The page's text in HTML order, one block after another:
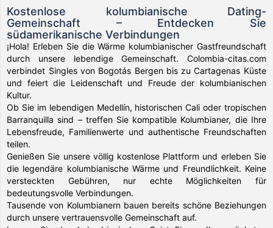
Kostenlose kolumbianische Dating-
Gemeinschaft – Entdecken Sie
südamerikanische Verbindungen
¡Hola! Erleben Sie die Wärme kolumbianischer Gastfreundschaft
durch unsere lebendige Gemeinschaft. Colombia-citas.com
verbindet Singles von Bogotás Bergen bis zu Cartagenas Küste
und feiert die Leidenschaft und Freude der kolumbianischen
Kultur.
Ob Sie im lebendigen Medellín, historischen Cali oder tropischen
Barranquilla sind – treffen Sie kompatible Kolumbianer, die Ihre
Lebensfreude, Familienwerte und authentische Freundschaften
teilen.
Genießen Sie unsere völlig kostenlose Plattform und erleben Sie
die legendäre kolumbianische Wärme und Freundlichkeit. Keine
versteckten Gebühren, nur echte Möglichkeiten für
bedeutungsvolle Verbindungen.
Tausende von Kolumbianern bauen bereits schöne Beziehungen
durch unsere vertrauensvolle Gemeinschaft auf.